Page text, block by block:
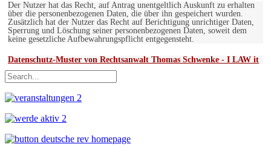
Der Nutzer hat das Recht, auf Antrag unentgeltlich Auskunft zu erhalten
über die personenbezogenen Daten, die über ihn gespeichert wurden.
Zusätzlich hat der Nutzer das Recht auf Berichtigung unrichtiger Daten,
Sperrung und Löschung seiner personenbezogenen Daten, soweit dem
keine gesetzliche Aufbewahrungspflicht entgegensteht.
Datenschutz-Muster von Rechtsanwalt Thomas Schwenke - I LAW it